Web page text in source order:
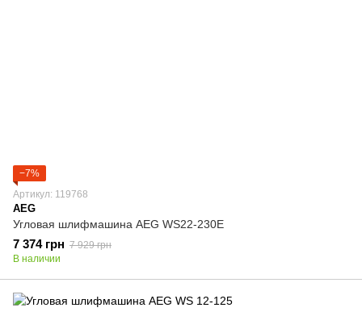
−7%
Артикул: 119768
AEG
Угловая шлифмашина AEG WS22-230E
7 374 грн 7 929 грн
В наличии